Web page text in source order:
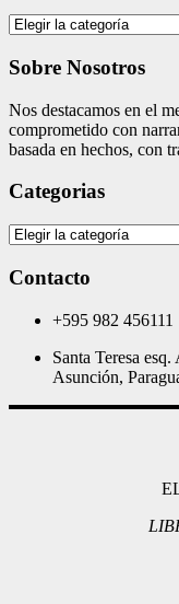
Categories
Sobre Nosotros
Nos destacamos en el
comprometido con
basada en hechos, con
Categorias
Categorias
Contacto
+595 982 456111
Santa Teresa
Asunción,